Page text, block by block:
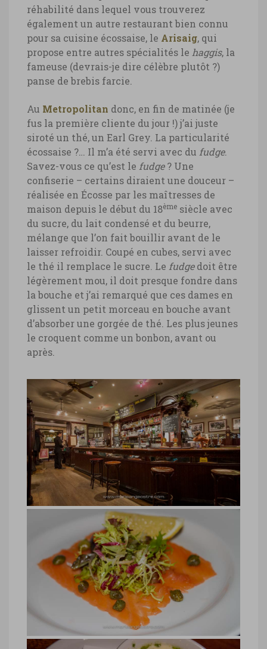
réhabilité dans lequel vous trouverez
également un autre restaurant bien connu
pour sa cuisine écossaise, le Arisaig, qui
propose entre autres spécialités le haggis, la
fameuse (devrais-je dire célèbre plutôt ?)
panse de brebis farcie.
Au Metropolitan donc, en fin de matinée (je
fus la première cliente du jour !) j’ai juste
siroté un thé, un Earl Grey. La particularité
écossaise ?… Il m’a été servi avec du fudge.
Savez-vous ce qu’est le fudge? Une
confiserie – certains diraient une douceur –
réalisée en Écosse par les maîtresses de
maison depuis le début du 18ème siècle avec
du sucre, du lait condensé et du beurre,
mélange que l’on fait bouillir avant de le
laisser refroidir. Coupé en cubes, servi avec
le thé il remplace le sucre. Le fudgedoit être
légèrement mou, il doit presque fondre dans
la bouche et j’ai remarqué que ces dames en
glissent un petit morceau en bouche avant
d’absorber une gorgée de thé. Les plus jeunes
le croquent comme un bonbon, avant ou
après.
Restaurant Glasgow, le Sloan’s
Restaurant Glasgow, le Sloan’s © Marie-